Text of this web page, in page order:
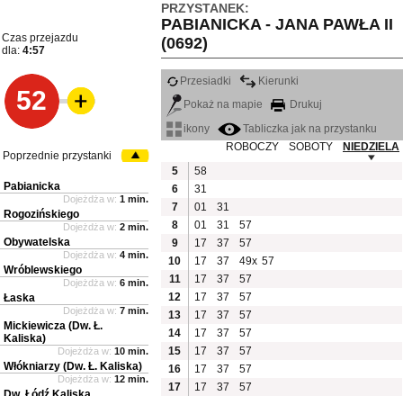
PRZYSTANEK:
PABIANICKA - JANA PAWŁA II
(0692)
Czas przejazdu
dla: 4:57
52
Przesiadki
Kierunki
Pokaż na mapie
Drukuj
ikony
Tabliczka jak na przystanku
ROBOCZY
SOBOTY
NIEDZIELA
5
58
6
31
7
01
31
8
01 31
57
9
17 37
57
10
17 37 49x 57
11
17 37
57
12
17 37
57
13
17 37
57
14
17 37
57
15
17 37
57
16
17 37
57
17
17 37 57
Poprzednie przystanki
Pabianicka
Dojeżdża w: 1 min.
Rogozińskiego
Dojeżdża w: 2 min.
Obywatelska
Dojeżdża w: 4 min.
Wróblewskiego
Dojeżdża w: 6 min.
Łaska
Dojeżdża w: 7 min.
Mickiewicza (Dw. Ł.
Kaliska)
Dojeżdża w: 10 min.
Włókniarzy (Dw. Ł. Kaliska)
Dojeżdża w: 12 min.